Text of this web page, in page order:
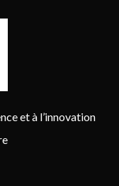
et à l’innovation